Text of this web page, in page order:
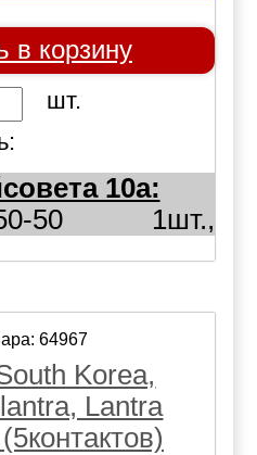
в корзину
шт.
10а:
1шт.,
50
64967
Korea,
Lantra